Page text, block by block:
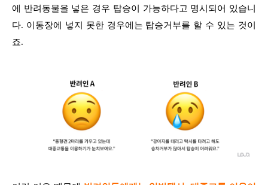
에 반려동물을 넣은 경우 탑승이 가능하다고 명시되어 있습니
다. 이동장에 넣지 못한 경우에는 탑승거부를 할 수 있는 것이
죠.